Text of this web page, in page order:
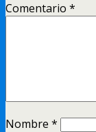
Comentario *
Nombre *